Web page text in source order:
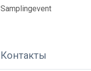
Samplingevent
Контакты